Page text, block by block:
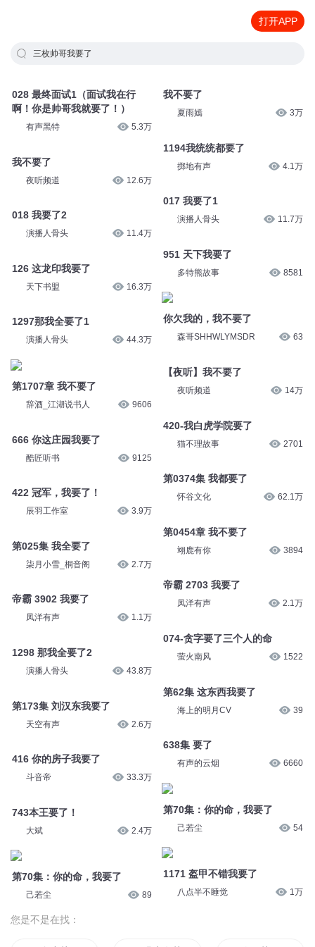
打开APP
三枚帅哥我要了
028 最终面试1（面试我在行
啊！你是帅哥我就要了！）
有声黑特 5.3万
我不要了
夜听频道 12.6万
018 我要了2
演播人骨头 11.4万
126 这龙印我要了
天下书盟 16.3万
1297那我全要了1
演播人骨头 44.3万
第1707章 我不要了
辞酒_江湖说书人 9606
666 你这庄园我要了
酷匠听书 9125
422 冠军，我要了！
辰羽工作室 3.9万
第025集 我全要了
柒月小雪_桐音阁 2.7万
帝霸 3902 我要了
凤洋有声 1.1万
1298 那我全要了2
演播人骨头 43.8万
第173集 刘汉东我要了
天空有声 2.6万
416 你的房子我要了
斗音帝 33.3万
743本王要了！
大斌 2.4万
第70集：你的命，我要了
己若尘 89
我不要了
夏雨嫣 3万
1194我统统都要了
掷地有声 4.1万
017 我要了1
演播人骨头 11.7万
951 天下我要了
多特熊故事 8581
你欠我的，我不要了
森哥SHHWLYMSDR 63
【夜听】我不要了
夜听频道 14万
420-我白虎学院要了
猫不理故事 2701
第0374集 我都要了
怀谷文化 62.1万
第0454章 我不要了
翊鹿有你 3894
帝霸 2703 我要了
凤洋有声 2.1万
074-贪字要了三个人的命
萤火南风 1522
第62集 这东西我要了
海上的明月CV 39
638集 要了
有声的云烟 6660
第70集：你的命，我要了
己若尘 54
1171 盔甲不错我要了
八点半不睡觉 1万
您是不是在找：